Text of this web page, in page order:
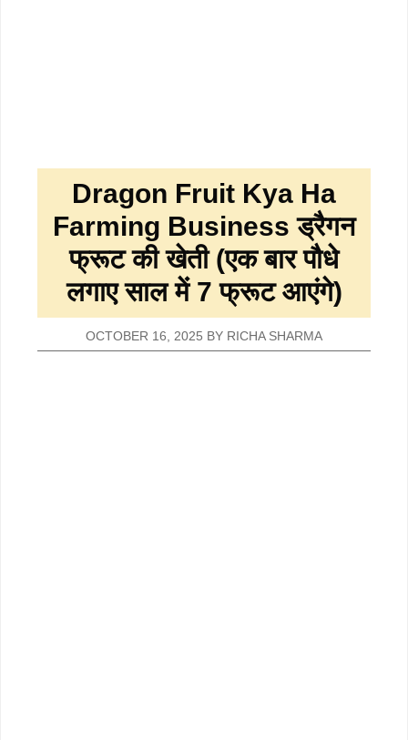
Dragon Fruit Kya Ha
Farming Business ड्रैगन
फ्रूट की खेती (एक बार पौधे
लगाए साल में 7 फ्रूट आएंगे)
OCTOBER 16, 2025 BY RICHA SHARMA